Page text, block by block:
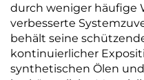
durch weniger häufige
verbesserte
behält seine
kontinuierlicher
synthetischen Ölen